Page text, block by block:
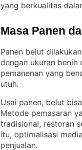
yang berkualitas
Masa Panen
Panen belut
dengan ukuran
pemanenan yang
utuh.
Usai panen, belut
Metode pemasaran
tradisional, restoran
itu, optimalisasi
penjualan.